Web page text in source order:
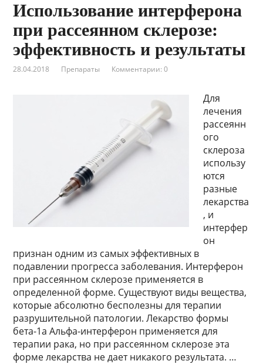
Использование интерферона
при рассеянном склерозе:
эффективность и результаты
28.04.2018 Препараты Комментарии: 0
Для
лечения
рассеянн
ого
склероза
использу
ются
разные
лекарства
, и
интерфер
он
признан одним из самых эффективных в
подавлении прогресса заболевания. Интерферон
при рассеянном склерозе применяется в
определенной форме. Существуют виды вещества,
которые абсолютно бесполезны для терапии
разрушительной патологии. Лекарство формы
бета-1а Альфа-интерферон применяется для
терапии рака, но при рассеянном склерозе эта
форме лекарства не дает никакого результата. …